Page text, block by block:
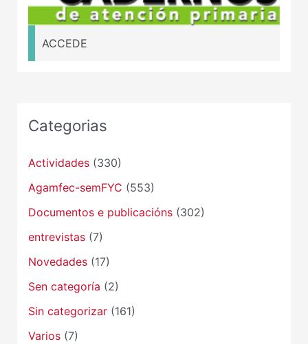
ACCEDE
Categorias
Actividades(330)
Agamfec-semFYC (553)
Documentos e publicacións(302)
entrevistas(7)
Novedades(17)
Sen categoría (2)
Sin categorizar(161)
Varios(7)